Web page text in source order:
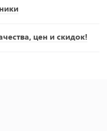
цен и скидок!